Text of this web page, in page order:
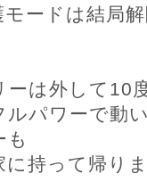
モードは結局
ーは外して10
ルパワーで動
も
持って帰りま